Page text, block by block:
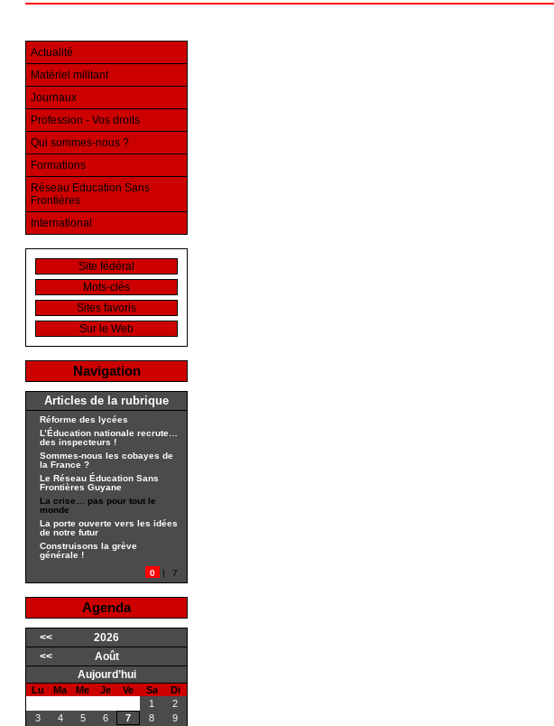
Actualité
Matériel militant
Journaux
Profession - Vos droits
Qui sommes-nous ?
Formations
Réseau Education Sans
Frontières
International
Site fédéral
Mots-clés
Sites favoris
Sur le Web
Navigation
Articles de la rubrique
Réforme des lycées
L’Éducation nationale recrute…
des inspecteurs !
Sommes-nous les cobayes de
la France ?
Le Réseau Éducation Sans
Frontières Guyane
La crise… pas pour tout le
monde
La porte ouverte vers les idées
de notre futur
Construisons la grève
générale !
0
7
Agenda
<<
2026
<<
Août
Aujourd’hui
Lu Ma Me Je Ve Sa
Di
1
2
3
4 5 6 7 8
9